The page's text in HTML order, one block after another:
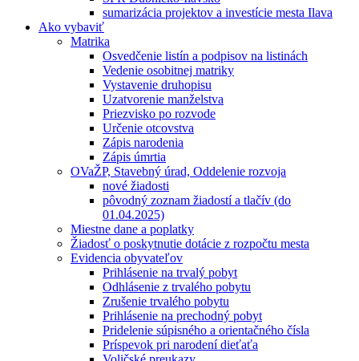
sumarizácia projektov a investície mesta Ilava
Ako vybaviť
Matrika
Osvedčenie listín a podpisov na listinách
Vedenie osobitnej matriky
Vystavenie druhopisu
Uzatvorenie manželstva
Priezvisko po rozvode
Určenie otcovstva
Zápis narodenia
Zápis úmrtia
OVaŽP, Stavebný úrad, Oddelenie rozvoja
nové žiadosti
pôvodný zoznam žiadostí a tlačív (do
01.04.2025)
Miestne dane a poplatky
Žiadosť o poskytnutie dotácie z rozpočtu mesta
Evidencia obyvateľov
Prihlásenie na trvalý pobyt
Odhlásenie z trvalého pobytu
Zrušenie trvalého pobytu
Prihlásenie na prechodný pobyt
Pridelenie súpisného a orientačného čísla
Príspevok pri narodení dieťaťa